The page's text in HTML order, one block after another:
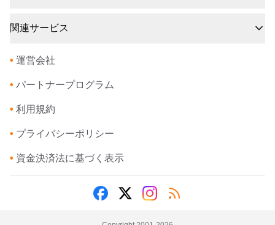
関連サービス
• 運営会社
• パートナープログラム
• 利用規約
• プライバシーポリシー
• 資金決済法に基づく表示